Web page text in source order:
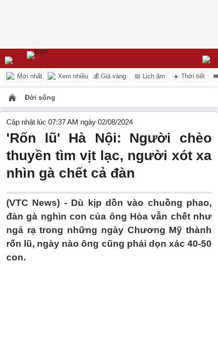
Mới nhất Xem nhiều 💰 Giá vàng 📅 Lịch âm ☀️ Thời tiết
Đời sống
Cập nhật lúc 07:37 AM ngày 02/08/2024
'Rốn lũ' Hà Nội: Người chèo
thuyền tìm vịt lạc, người xót xa
nhìn gà chết cả đàn
(VTC News) - Dù kịp dồn vào chuồng phao,
đàn gà nghìn con của ông Hòa vẫn chết như
ngả rạ trong những ngày Chương Mỹ thành
rốn lũ, ngày nào ông cũng phải dọn xác 40-50
con.